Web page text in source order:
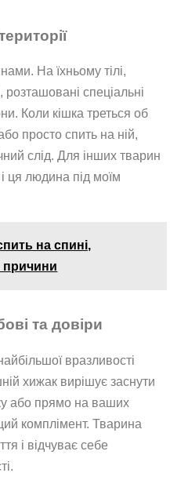
На їхньому тілі,
спеціальні
Коли кішка треться об
просто спить на ній,
слід. Для інших тварин
ця людина під моїм
на спині,
причини
та довіри
вразливості
хижак вирішує заснути
або прямо на ваших
комплімент. Тварина
і відчуває себе